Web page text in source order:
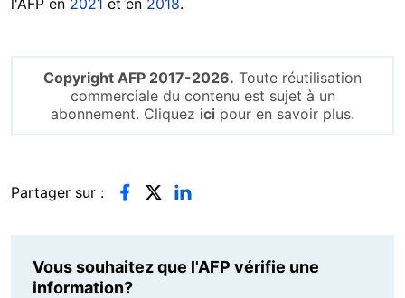
Copyright AFP 2017-2026. Toute réutilisation
commerciale du contenu est sujet à un
abonnement. Cliquez ici pour en savoir plus.
Partager sur :
Vous souhaitez que l'AFP vérifie une
information?